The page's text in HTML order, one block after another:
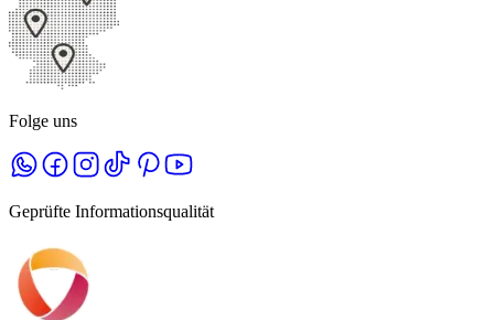
Folge uns
Geprüfte Informationsqualität